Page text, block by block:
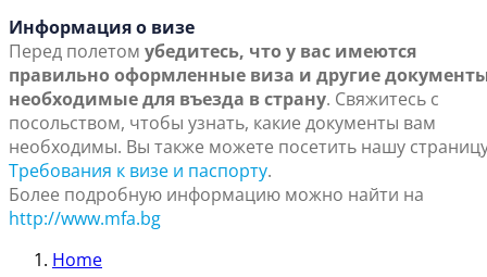
Информация о визе
Перед полетом убедитесь, что у вас имеются
правильно оформленные виза и другие
необходимые для въезда в страну. Свяжитесь с
посольством, чтобы узнать, какие документы вам
необходимы. Вы также можете посетить нашу
Требования к визе и паспорту.
Более подробную информацию можно найти на
http://www.mfa.bg
Home